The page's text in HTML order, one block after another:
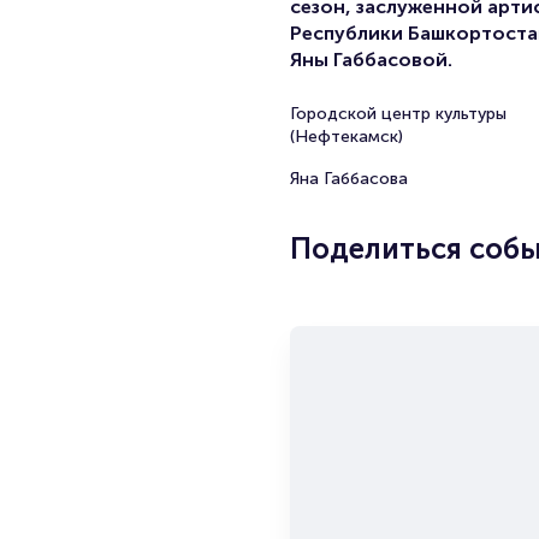
сезон, заслуженной
Республики
Яны Габбасовой.
Городской центр культуры
(Нефтекамск)
Яна Габбасова
Поделиться